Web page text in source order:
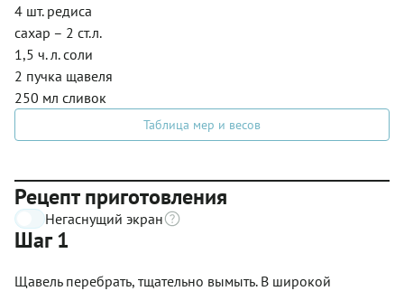
4 шт. редиса
сахар – 2 ст.л.
1,5 ч. л. соли
2 пучка щавеля
250 мл сливок
Таблица мер и весов
Рецепт приготовления
Негаснущий экран
Шаг 1
Щавель перебрать, тщательно вымыть. В широкой